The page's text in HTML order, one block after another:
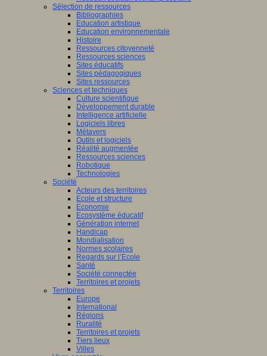
Sélection de ressources
Bibliographies
Education artistique
Education environnementale
Histoire
Ressources citoyenneté
Ressources sciences
Sites éducatifs
Sites pédagogiques
Sites ressources
Sciences et techniques
Culture scientifique
Développement durable
Intelligence artificielle
Logiciels libres
Métavers
Outils et logiciels
Réalité augmentée
Ressources sciences
Robotique
Technologies
Société
Acteurs des territoires
Ecole et structure
Economie
Ecosystème éducatif
Génération internet
Handicap
Mondialisation
Normes scolaires
Regards sur l’Ecole
Santé
Société connectée
Territoires et projets
Territoires
Europe
International
Régions
Ruralité
Territoires et projets
Tiers lieux
Villes